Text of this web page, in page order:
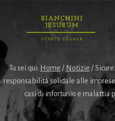
Tu sei qui: Home / Notizie /
responsabilità solidale alle
casi di infortunio e malattia